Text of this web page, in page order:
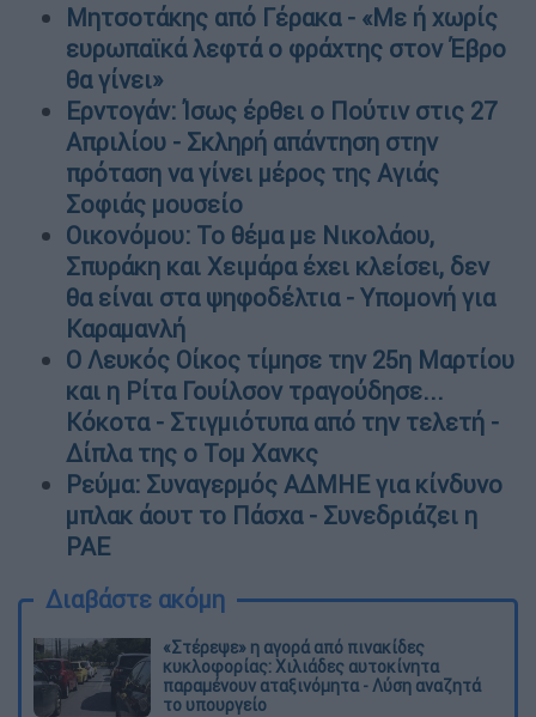
Mητσοτάκης από Γέρακα - «Με ή χωρίς
ευρωπαϊκά λεφτά ο φράχτης στον Έβρο
θα γίνει»
Ερντογάν: Ίσως έρθει ο Πούτιν στις 27
Απριλίου - Σκληρή απάντηση στην
πρόταση να γίνει μέρος της Αγιάς
Σοφιάς μουσείο
Οικονόμου: Το θέμα με Νικολάου,
Σπυράκη και Χειμάρα έχει κλείσει, δεν
θα είναι στα ψηφοδέλτια - Υπομονή για
Καραμανλή
Ο Λευκός Οίκος τίμησε την 25η Μαρτίου
και η Ρίτα Γουίλσον τραγούδησε...
Κόκοτα - Στιγμιότυπα από την τελετή -
Δίπλα της ο Τομ Χανκς
Ρεύμα: Συναγερμός ΑΔΜΗΕ για κίνδυνο
μπλακ άουτ το Πάσχα - Συνεδριάζει η
ΡΑΕ
Διαβάστε ακόμη
«Στέρεψε» η αγορά από πινακίδες
κυκλοφορίας: Χιλιάδες αυτοκίνητα
παραμένουν αταξινόμητα - Λύση αναζητά
το υπουργείο